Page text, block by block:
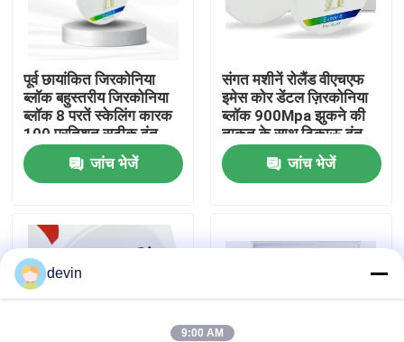
हमारे बारे में
कारखाने का दौरा
गुणवत्ता नियंत्रण
समाचार
पूर्व छायांकित जिरकोनिया
ब्लॉक बहुस्तरीय जिरकोनिया
ब्लॉक 8 परतें स्केलिंग कारक
100 प्रतिशत सटीक दंत
बहाली सामग्री
जांच भेजें
संगत मशीनें रोलैंड वीएचएफ
इमेस कोर डेंटल ज़िरकोनिया
ब्लॉक 900Mpa झुकने की
ताकत के साथ टिकाऊ दंत
अनुप्रयोगों के लिए उपयुक्त
जांच भेजें
devin
9:00 AM